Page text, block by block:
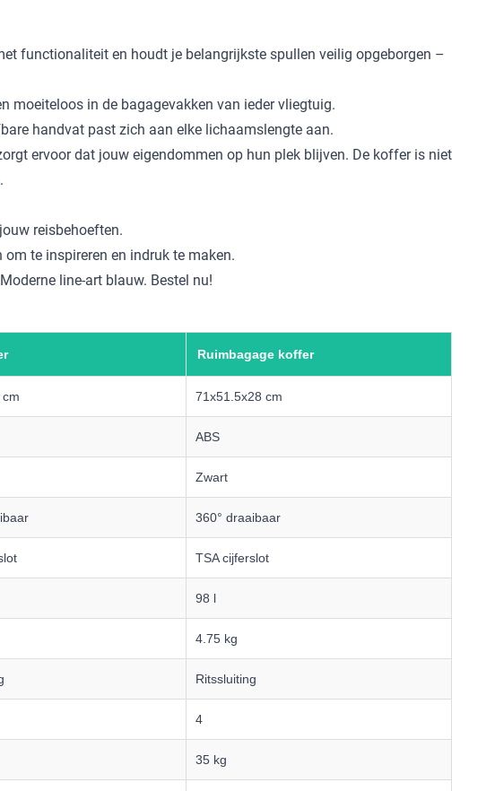
functionaliteit en houdt je belangrijkste spullen veilig opgeborgen –
moeiteloos in de bagagevakken van ieder vliegtuig.
handvat past zich aan elke lichaamslengte aan.
ervoor dat jouw eigendommen op hun plek blijven. De koffer is niet
reisbehoeften.
te inspireren en indruk te maken.
line-art blauw. Bestel nu!
Ruimbagage koffer
71x51.5x28 cm
ABS
Zwart
360° draaibaar
TSA cijferslot
98 l
4.75 kg
Ritssluiting
4
35 kg